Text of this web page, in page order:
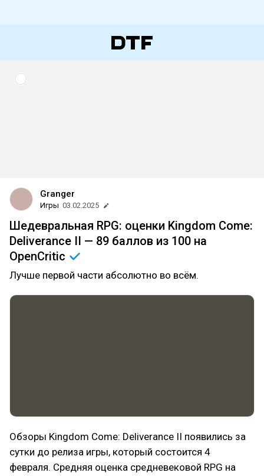
Granger
Игры 03.02.2025
Шедевральная RPG: оценки Kingdom Come:
Deliverance II — 89 баллов из 100 на
OpenCritic
Лучше первой части абсолютно во всём.
Обзоры Kingdom Come: Deliverance II появились за
сутки до релиза игры, который состоится 4
февраля. Средняя оценка средневековой RPG на